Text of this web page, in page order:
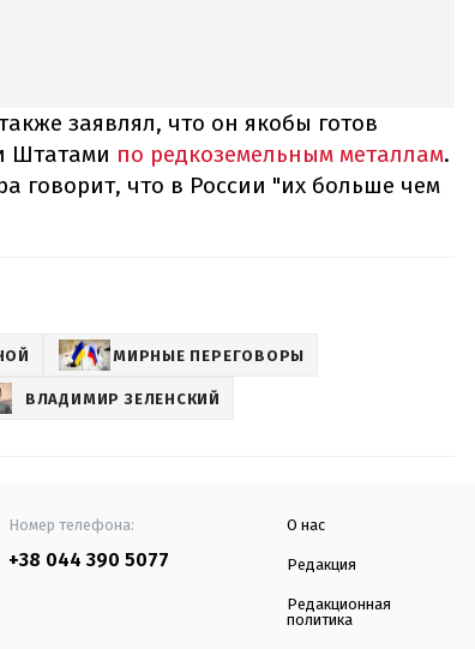
заявлял, что он якобы готов
Штатами по редкоземельным металлам.
говорит, что в России "их больше чем
МИРНЫЕ ПЕРЕГОВОРЫ
ВЛАДИМИР ЗЕЛЕНСКИЙ
Номер телефона:
+38 044 390 5077
О нас
Редакция
Редакционная
политика